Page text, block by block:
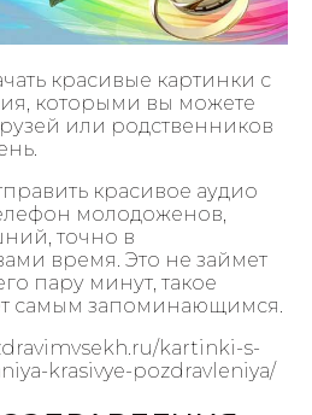
красивые картинки с
которыми вы можете
или родственников
красивое аудио
молодоженов,
точно в
время. Это не займет
пару минут, такое
самым запоминающимся.
kartinki-s-
krasivye-pozdravleniya/